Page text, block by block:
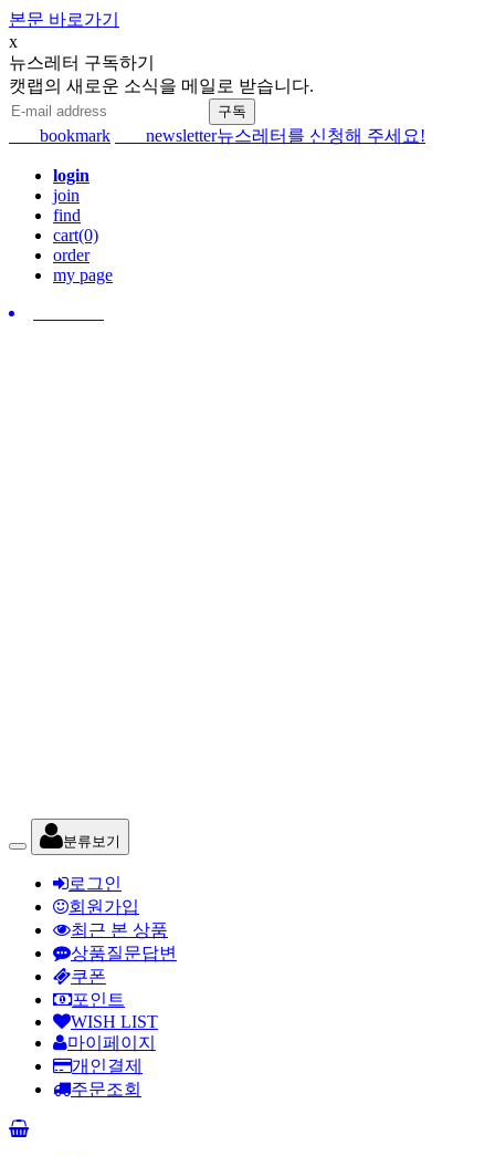
본문 바로가기
x
뉴스레터 구독하기
캣랩의 새로운 소식을 메일로 받습니다.
bookmark newsletter뉴스레터를 신청해 주세요!
login
join
find
cart(0)
order
my page
분류보기
로그인
회원가입
최근 본 상품
상품질문답변
쿠폰
포인트
WISH LIST
마이페이지
개인결제
주문조회